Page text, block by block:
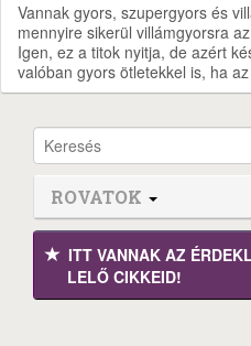
Vannak gyors, szupergyors és
mennyire sikerül villámgyorsra
Igen, ez a titok nyitja, de azért
valóban gyors ötletekkel is, ha
ROVATOK
ITT VANNAK AZ
LELŐ CIKKEID!